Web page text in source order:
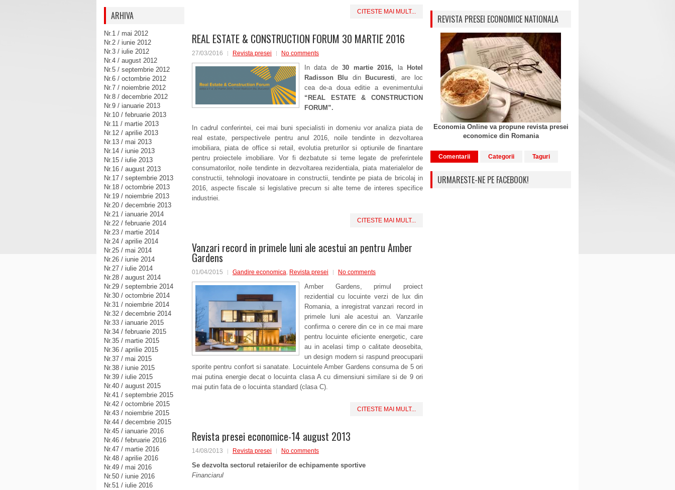
CITESTE MAI MULT...
REAL ESTATE & CONSTRUCTION FORUM 30 MARTIE 2016
27/03/2016 Revista presei No comments
In data de30 martie 2016, laHotel
Radisson Blu din Bucuresti, are loc
cea de-a doua editie a evenimentului
“REAL ESTATE & CONSTRUCTION
FORUM”.
In cadrul conferintei, cei mai buni specialisti in domeniu vor analiza piata de
real estate, perspectivele pentru anul 2016, noile tendinte in dezvoltarea
imobiliara, piata de office si retail, evolutia preturilor si optiunile de finantare
pentru proiectele imobiliare. Vor fi dezbatute si teme legate de preferintele
consumatorilor, noile tendinte in dezvoltarea rezidentiala, piata materialelor de
constructii, tehnologii inovatoare in constructii, tendinte pe piata de bricolaj in
2016, aspecte fiscale si legislative precum si alte teme de interes specifice
industriei.
CITESTE MAI MULT...
Vanzari record in primele luni ale acestui an pentru Amber
Gardens
01/04/2015 Gandire economica, Revista presei No comments
Amber Gardens, primul proiect
rezidential cu locuinte verzi de lux din
Romania, a inregistrat vanzari record in
primele luni ale acestui an. Vanzarile
confirma o cerere din ce in ce mai mare
pentru locuinte eficiente energetic, care
au in acelasi timp o calitate deosebita,
un design modern si raspund preocuparii
sporite pentru confort si sanatate. Locuintele Amber Gardens consuma de 5 ori
mai putina energie decat o locuinta clasa A cu dimensiuni similare si de 9 ori
mai putin fata de o locuinta standard (clasa C).
CITESTE MAI MULT...
Revista presei economice-14 august 2013
14/08/2013 Revista presei No comments
Se dezvolta sectorul retaierilor de echipamente sportive
Financiarul
ARHIVA
Nr.1 / mai 2012
Nr.2 / iunie 2012
Nr.3 / iulie 2012
Nr.4 / august 2012
Nr.5 / septembrie 2012
Nr.6 / octombrie 2012
Nr.7 / noiembrie 2012
Nr.8 / decembrie 2012
Nr.9 / ianuarie 2013
Nr.10 / februarie 2013
Nr.11 / martie 2013
Nr.12 / aprilie 2013
Nr.13 / mai 2013
Nr.14 / iunie 2013
Nr.15 / iulie 2013
Nr.16 / august 2013
Nr.17 / septembrie 2013
Nr.18 / octombrie 2013
Nr.19 / noiembrie 2013
Nr.20 / decembrie 2013
Nr.21 / ianuarie 2014
Nr.22 / februarie 2014
Nr.23 / martie 2014
Nr.24 / aprilie 2014
Nr.25 / mai 2014
Nr.26 / iunie 2014
Nr.27 / iulie 2014
Nr.28 / august 2014
Nr.29 / septembrie 2014
Nr.30 / octombrie 2014
Nr.31 / noiembrie 2014
Nr.32 / decembrie 2014
Nr.33 / ianuarie 2015
Nr.34 / februarie 2015
Nr.35 / martie 2015
Nr.36 / aprilie 2015
Nr.37 / mai 2015
Nr.38 / iunie 2015
Nr.39 / iulie 2015
Nr.40 / august 2015
Nr.41 / septembrie 2015
Nr.42 / octombrie 2015
Nr.43 / noiembrie 2015
Nr.44 / decembrie 2015
Nr.45 / ianuarie 2016
Nr.46 / februarie 2016
Nr.47 / martie 2016
Nr.48 / aprilie 2016
Nr.49 / mai 2016
Nr.50 / iunie 2016
Nr.51 / iulie 2016
REVISTA PRESEI ECONOMICE NATIONALA
Economia Online va propune revista presei
economice din Romania
Comentarii Categorii Taguri
URMARESTE-NE PE FACEBOOK!